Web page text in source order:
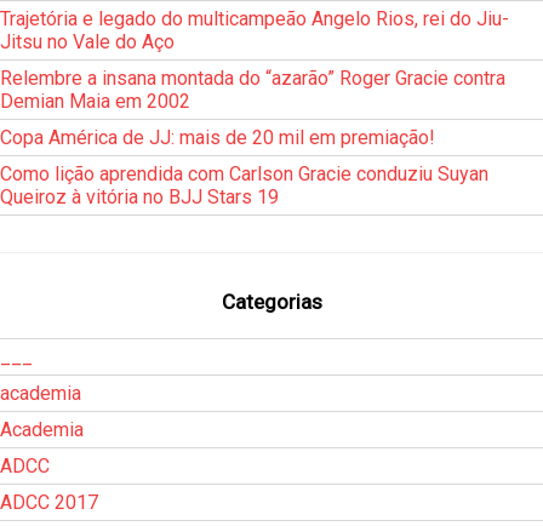
Trajetória e legado do multicampeão Angelo Rios, rei do Jiu-
Jitsu no Vale do Aço
Relembre a insana montada do “azarão” Roger Gracie contra
Demian Maia em 2002
Copa América de JJ: mais de 20 mil em premiação!
Como lição aprendida com Carlson Gracie conduziu Suyan
Queiroz à vitória no BJJ Stars 19
Categorias
academia
Academia
ADCC
ADCC 2017